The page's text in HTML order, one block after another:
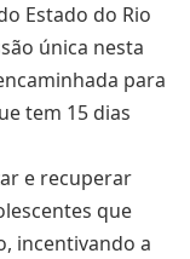
Estado do Rio
única nesta
para
tem 15 dias
e recuperar
que
incentivando a